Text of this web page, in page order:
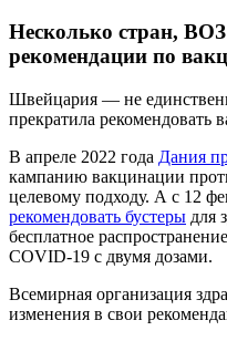
Несколько стран,
рекомендации по
Швейцария — не
прекратила
В апреле 2022 года Дания
кампанию вакцинации
целевому подходу. А с 12
рекомендовать бустеры для
бесплатное
COVID-19 с двумя дозами.
Всемирная организация
изменения в свои